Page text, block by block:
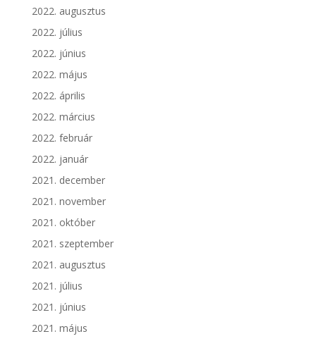
2022. augusztus
2022. július
2022. június
2022. május
2022. április
2022. március
2022. február
2022. január
2021. december
2021. november
2021. október
2021. szeptember
2021. augusztus
2021. július
2021. június
2021. május